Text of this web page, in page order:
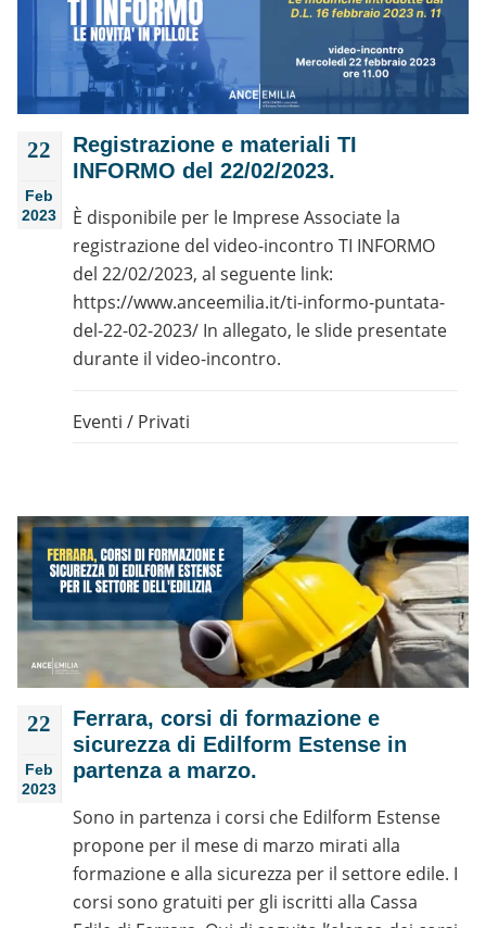
22
Feb
2023
Registrazione e materiali TI
INFORMO del 22/02/2023.
È disponibile per le Imprese Associate la
registrazione del video-incontro TI INFORMO
del 22/02/2023, al seguente link:
https://www.anceemilia.it/ti-informo-puntata-
del-22-02-2023/ In allegato, le slide presentate
durante il video-incontro.
Eventi / Privati
22
Feb
2023
Ferrara, corsi di formazione e
sicurezza di Edilform Estense in
partenza a marzo.
Sono in partenza i corsi che Edilform Estense
propone per il mese di marzo mirati alla
formazione e alla sicurezza per il settore edile. I
corsi sono gratuiti per gli iscritti alla Cassa